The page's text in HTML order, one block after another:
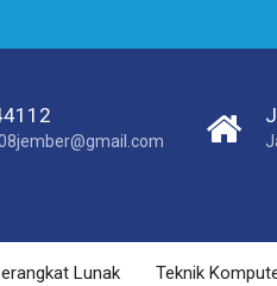
Lunak Teknik